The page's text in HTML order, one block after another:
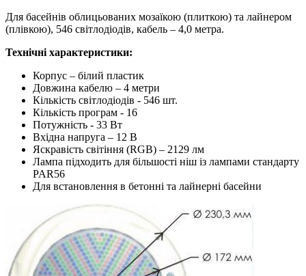
Для басейнів облицьованих мозаїкою (плиткою) та лайнером
(плівкою), 546 світлодіодів, кабель – 4,0 метра.
Технічні характеристики:
Корпус – білий пластик
Довжина кабелю – 4 метри
Кількість світлодіодів - 546 шт.
Кількість програм - 16
Потужність - 33 Вт
Вхідна напруга – 12 В
Яскравість світіння (RGB) – 2129 лм
Лампа підходить для більшості ніш із лампами стандарту
PAR56
Для встановлення в бетонні та лайнерні басейни